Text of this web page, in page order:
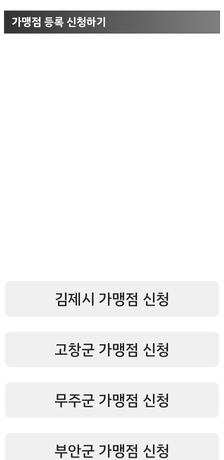
가맹점 등록 신청하기
김제시 가맹점 신청
고창군 가맹점 신청
무주군 가맹점 신청
부안군 가맹점 신청